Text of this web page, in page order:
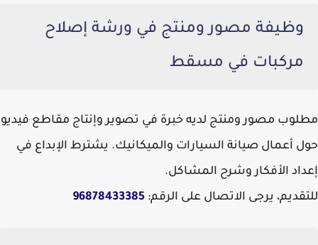
وظيفة مصور ومنتج في ورشة إصلاح
مركبات في مسقط
مطلوب مصور ومنتج لديه خبرة في تصوير وإنتاج مقاطع فيديو
حول أعمال صيانة السيارات والميكانيك. يشترط الإبداع في
إعداد الأفكار وشرح المشاكل.
للتقديم، يرجى الاتصال على الرقم: 96878433385